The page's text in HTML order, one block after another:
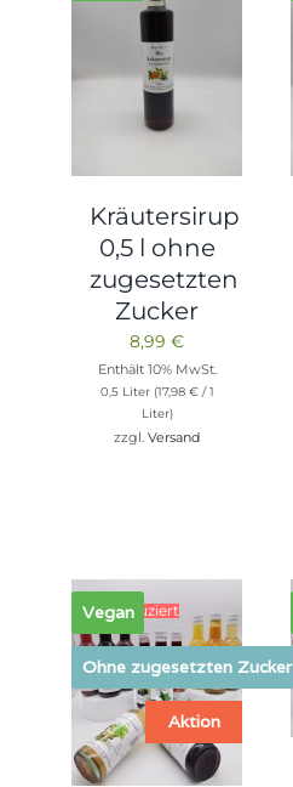
Kräutersirup
0,5 l ohne
zugesetzten
Zucker
8,99€
Enthält 10% MwSt.
0,5 Liter (17,98 €/ 1
Liter)
zzgl.Versand
7% reduziert
Vegan
Ohne zugesetzten Zucker
Aktion